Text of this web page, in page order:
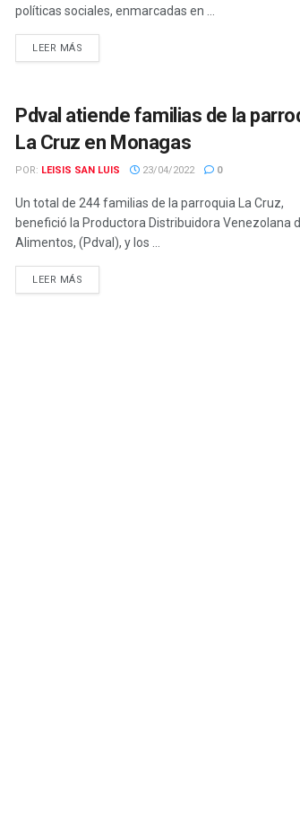
políticas sociales, enmarcadas en ...
LEER MÁS
Pdval atiende familias de la
La Cruz en Monagas
POR: LEISIS SAN LUIS 23/04/2022 0
Un total de 244 familias de la parroquia La Cruz,
benefició la Productora Distribuidora Venezolana
Alimentos, (Pdval), y los ...
LEER MÁS